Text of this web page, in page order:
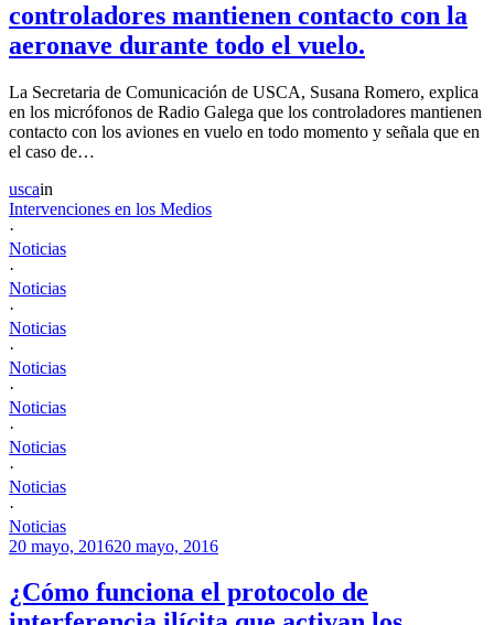
controladores mantienen contacto con la
aeronave durante todo el vuelo.
La Secretaria de Comunicación de USCA, Susana Romero, explica
en los micrófonos de Radio Galega que los controladores mantienen
contacto con los aviones en vuelo en todo momento y señala que en
el caso de…
uscain
Intervenciones en los Medios
·
Noticias
·
Noticias
·
Noticias
·
Noticias
·
Noticias
·
Noticias
·
Noticias
·
Noticias
20 mayo, 201620 mayo, 2016
¿Cómo funciona el protocolo de